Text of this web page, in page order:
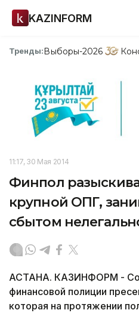
KAZINFORM
Тренды:Выборы-2026
11:17, 30 Мая 2014
Финпол
крупной ОПГ,
сбытом
АСТАНА. КАЗИНФОРМ -
финансовой полиции
которая на протяжении